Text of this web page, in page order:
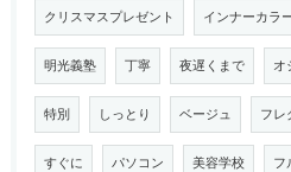
クリスマスプレゼント インナーカラ
明光義塾 丁寧 夜遅くまで オ
特別 しっとり ベージュ フレ
すぐに パソコン 美容学校 フ